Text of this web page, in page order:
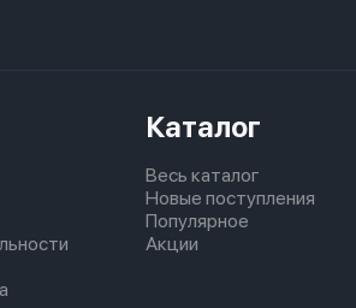
Каталог
Весь каталог
Новые поступления
Популярное
Акции